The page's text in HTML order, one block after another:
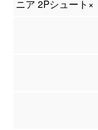
ニア 2Pシュート×